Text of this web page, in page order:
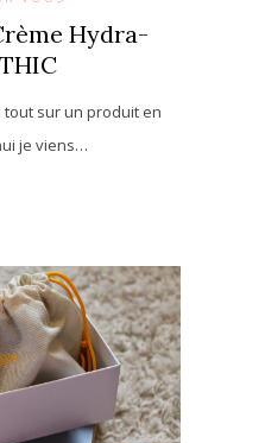
Hydra-
tout sur un produit en
je viens…